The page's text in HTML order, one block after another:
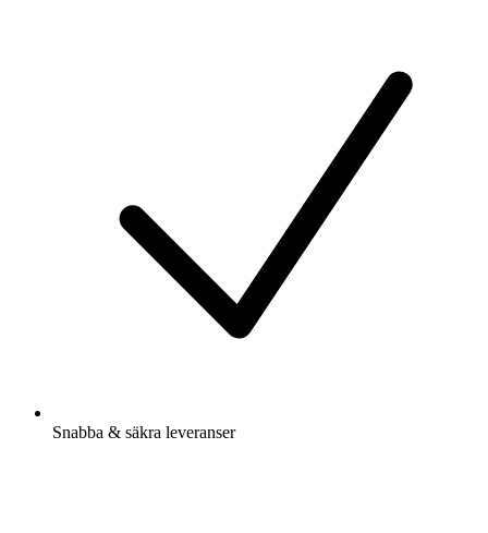
Snabba & säkra leveranser